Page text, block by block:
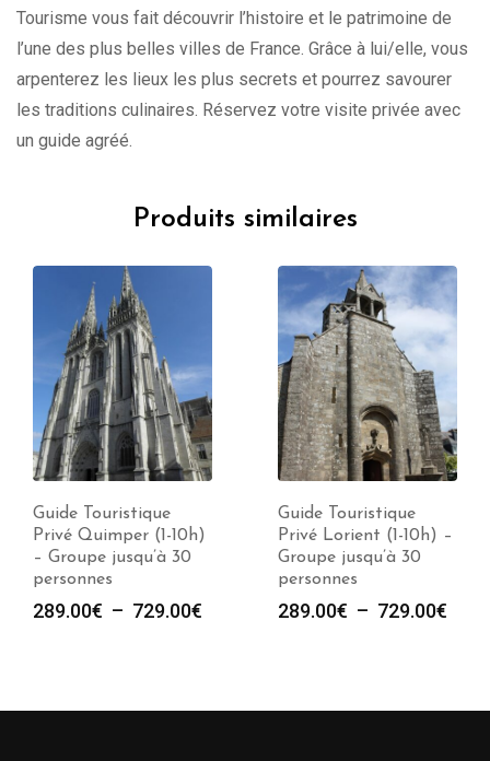
Tourisme vous fait découvrir l’histoire et le patrimoine de
l’une des plus belles villes de France. Grâce à lui/elle, vous
arpenterez les lieux les plus secrets et pourrez savourer
les traditions culinaires. Réservez votre visite privée avec
un guide agréé.
Produits similaires
Guide Touristique
Privé Quimper (1-10h)
– Groupe jusqu’à 30
personnes
289.00€ – 729.00€
à
Guide Touristique
Privé Lorient (1-10h) –
Groupe jusqu’à 30
personnes
289.00€ – 729.00€
à